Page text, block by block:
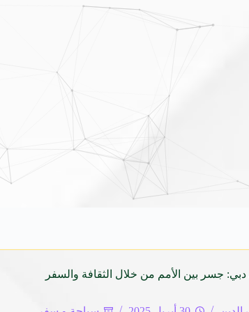
الحرمين الشريفين للعمرة والزيارة لعام 1448
جسر بين الأمم من خلال الثقافة والسفر